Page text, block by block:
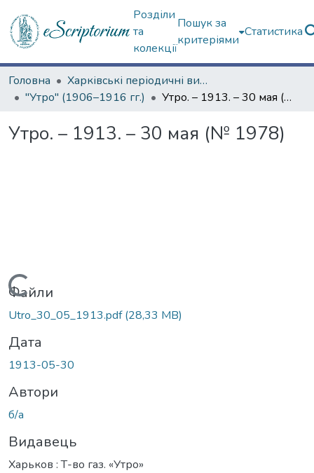
Розділи
та
колекції
Пошук за
критеріями
Статистика
Головна
Харківські періодичні видання
"Утро" (1906–1916 гг.)
Утро. – 1913. – 30 мая (№ 1978)
Утро. – 1913. – 30 мая (№ 1978)
Вантажиться...
Файли
Utro_30_05_1913.pdf(28,33 MB)
Дата
1913-05-30
Автори
б/а
Видавець
Харьков : Т-во газ. «Утро»